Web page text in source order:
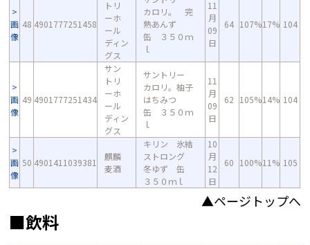
画
像
48 4901777251458
トリ
ーホ
ール
ディン
グス
カロリ。 完
熟あんず
缶 ３５０ｍ
ｌ
11
月
09
日
64 107%17% 104
画
像
49 4901777251434
サン
トリ
ーホ
ール
ディン
グス
サントリー
カロリ。柚子
はちみつ
缶 ３５０ｍ
ｌ
11
月
09
日
62 105%14% 104
画
像
50 4901411039381
麒麟
麦酒
キリン 氷結
ストロング
冬ゆず 缶
３５０ｍｌ
10
月
12
日
60 100%11% 105
▲ページトップへ
■飲料